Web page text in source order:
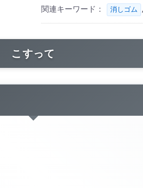
関連キーワード： 消しゴム
こすって